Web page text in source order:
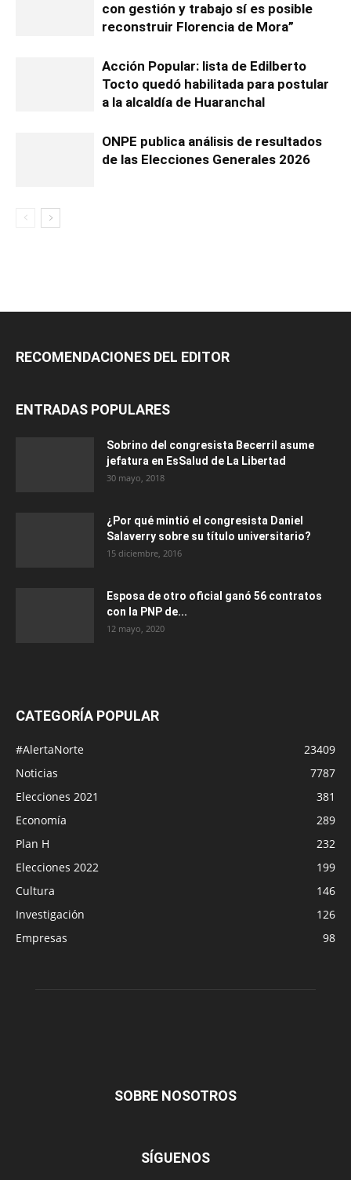
con gestión y trabajo sí es posible
reconstruir Florencia de Mora”
Acción Popular: lista de Edilberto
Tocto quedó habilitada para postular
a la alcaldía de Huaranchal
ONPE publica análisis de resultados
de las Elecciones Generales 2026
RECOMENDACIONES DEL EDITOR
ENTRADAS POPULARES
Sobrino del congresista Becerril asume
jefatura en EsSalud de La Libertad
30 mayo, 2018
¿Por qué mintió el congresista Daniel
Salaverry sobre su título universitario?
15 diciembre, 2016
Esposa de otro oficial ganó 56 contratos
con la PNP de...
12 mayo, 2020
CATEGORÍA POPULAR
#AlertaNorte
23409
Noticias
7787
Elecciones 2021
381
Economía
289
Plan H
232
Elecciones 2022
199
Cultura
146
Investigación
126
Empresas
98
SOBRE NOSOTROS
SÍGUENOS